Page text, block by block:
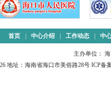
首页 中心介绍 工作动态 中
主办单位：
地址：海南省海口市美俗路28号 ICP备